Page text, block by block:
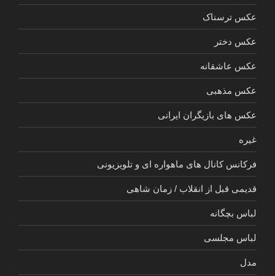
عکس ترسناک
عکس دختر
عکس عاشقانه
عکس مذهبی
عکس های بازیگران ایرانی
غیره
فرکانس کانال های ماهواره ای و تلویزیونی
قدیمی قبل از انقلاب / زمان شاهی
لباس بچگانه
لباس مجلسی
مدل